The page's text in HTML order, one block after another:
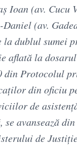
Ioan (av. Cucu
(av.
dublul sumei
aflată la
din Protocolul
din oficiu
de
se avansează
de